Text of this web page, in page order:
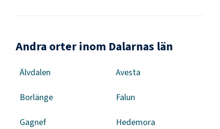
Andra orter inom Dalarnas län
Älvdalen Avesta
Borlänge Falun
Gagnef Hedemora